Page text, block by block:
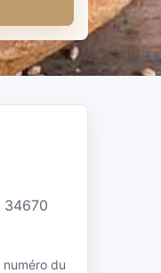
34670
du